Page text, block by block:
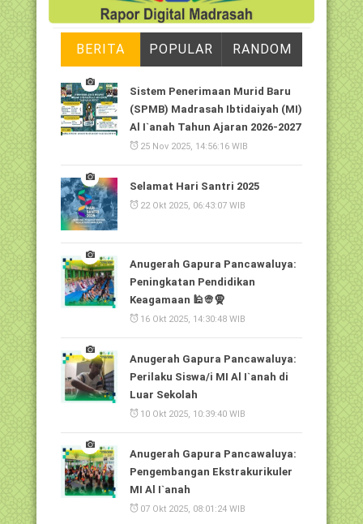
BERITA POPULAR RANDOM
Sistem Penerimaan Murid Baru
(SPMB) Madrasah Ibtidaiyah (MI)
Al I`anah Tahun Ajaran 2026-2027
25 Nov 2025, 14:56:16 WIB
Selamat Hari Santri 2025
22 Okt 2025, 06:43:07 WIB
Anugerah Gapura Pancawaluya:
Peningkatan Pendidikan
Keagamaan 🕌👳🧕
16 Okt 2025, 14:30:48 WIB
Anugerah Gapura Pancawaluya:
Perilaku Siswa/i MI Al I`anah di
Luar Sekolah
10 Okt 2025, 10:39:40 WIB
Anugerah Gapura Pancawaluya:
Pengembangan Ekstrakurikuler
MI Al I`anah
07 Okt 2025, 08:01:24 WIB